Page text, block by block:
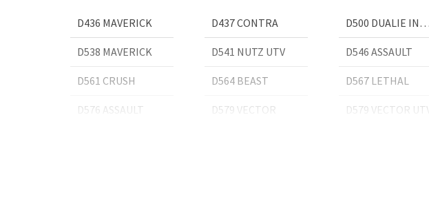
D436 MAVERICK D437 CONTRA D500 DUALIE INNER
D538 MAVERICK D541 NUTZ UTV D546 ASSAULT
D561 CRUSH D564 BEAST D567 LETHAL
D576 ASSAULT D579 VECTOR D579 VECTOR